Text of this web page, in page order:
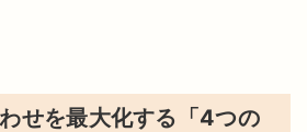
せを最大化する「4つの